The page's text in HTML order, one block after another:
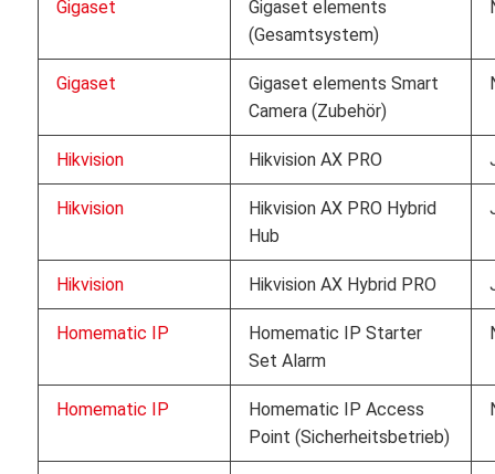
Gigaset
Gigaset elements
(Gesamtsystem)
Gigaset
Gigaset elements Smart
Camera (Zubehör)
Hikvision Hikvision AX PRO
Hikvision
Hikvision AX PRO Hybrid
Hub
Hikvision Hikvision AX Hybrid PRO
Homematic IP
Homematic IP Starter
Set Alarm
Homematic IP
Homematic IP Access
Point (Sicherheitsbetrieb)